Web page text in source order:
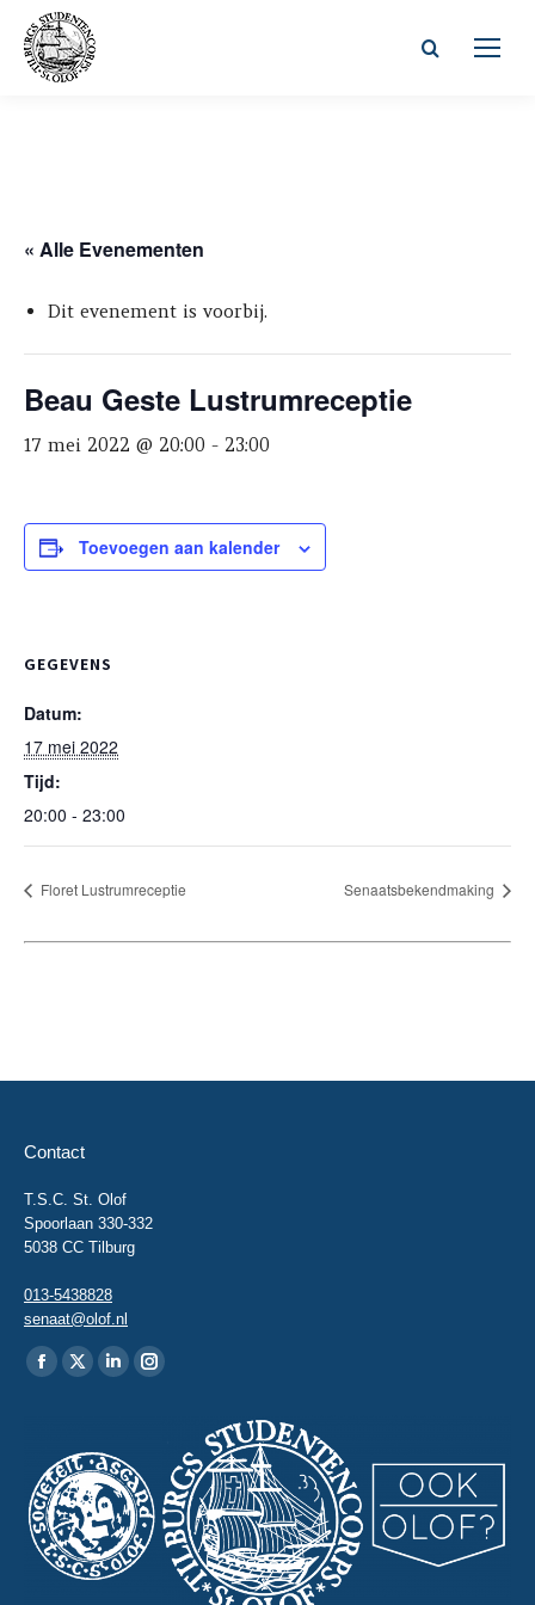
Zoeken:
« Alle Evenementen
Dit evenement is voorbij.
Beau Geste Lustrumreceptie
17 mei 2022 @ 20:00 - 23:00
Toevoegen aan kalender
GEGEVENS
Datum:
17 mei 2022
Tijd:
20:00 - 23:00
Floret Lustrumreceptie Senaatsbekendmaking
Contact
T.S.C. St. Olof
Spoorlaan 330-332
5038 CC Tilburg
013-5438828
senaat@olof.nl
Vind ons op:
Facebook
in
new
window
X
in
new
window
Linkedin
in
new
window
Instagram
new
window